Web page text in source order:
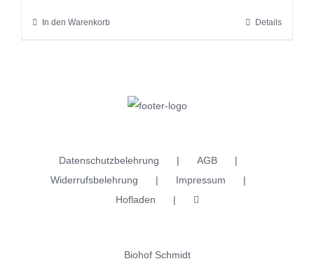
In den Warenkorb Details
Datenschutzbelehrung
AGB
Widerrufsbelehrung
Impressum
Hofladen
Biohof Schmidt